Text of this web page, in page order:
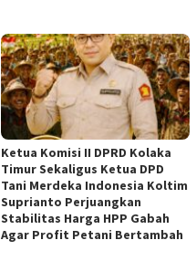
Ketua Komisi II DPRD Kolaka
Timur Sekaligus Ketua DPD
Tani Merdeka Indonesia Koltim
Suprianto Perjuangkan
Stabilitas Harga HPP Gabah
Agar Profit Petani Bertambah